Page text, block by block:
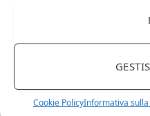
Cookie PolicyInformativa